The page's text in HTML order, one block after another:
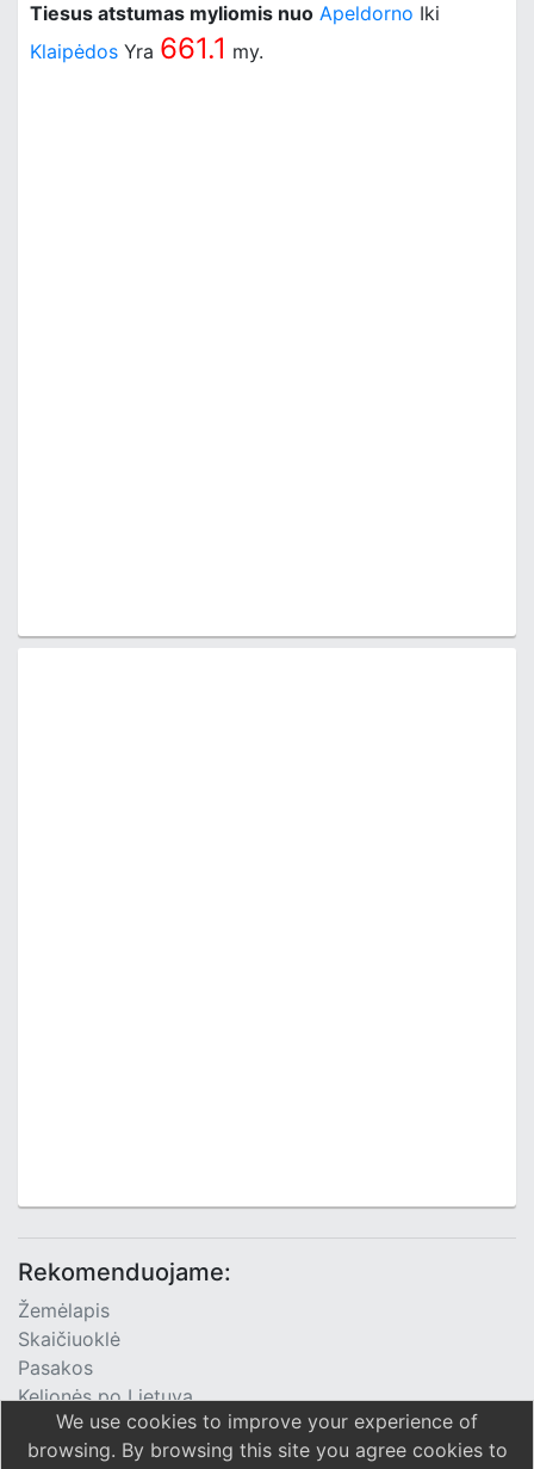
Tiesus atstumas myliomis nuo Apeldorno Iki
Klaipėdos Yra 661.1 my.
Rekomenduojame:
Žemėlapis
Skaičiuoklė
Pasakos
Kelionės po Lietuvą
TV Programa
We use cookies to improve your experience of
browsing. By browsing this site you agree cookies to